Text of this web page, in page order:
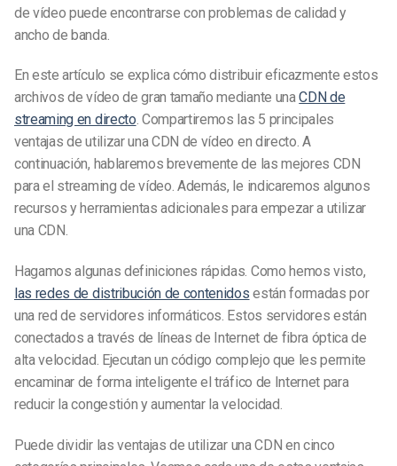
de vídeo puede encontrarse con problemas de calidad y
ancho de banda.
En este artículo se explica cómo distribuir eficazmente estos
archivos de vídeo de gran tamaño mediante unaCDN de
streaming en directo. Compartiremos las 5 principales
ventajas de utilizar una CDN de vídeo en directo. A
continuación, hablaremos brevemente de las mejores CDN
para el streaming de vídeo. Además, le indicaremos algunos
recursos y herramientas adicionales para empezar a utilizar
una CDN.
Hagamos algunas definiciones rápidas. Como hemos visto,
las redes de distribución de contenidos están formadas por
una red de servidores informáticos. Estos servidores están
conectados a través de líneas de Internet de fibra óptica de
alta velocidad. Ejecutan un código complejo que les permite
encaminar de forma inteligente el tráfico de Internet para
reducir la congestión y aumentar la velocidad.
Puede dividir las ventajas de utilizar una CDN en cinco